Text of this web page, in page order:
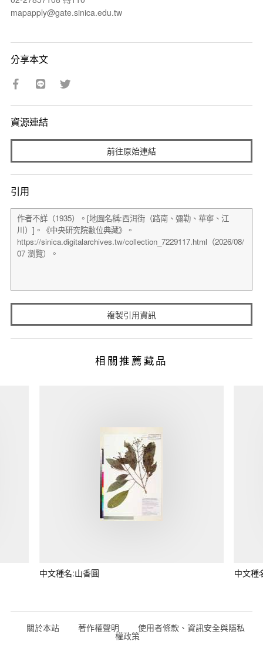
mapapply@gate.sinica.edu.tw
分享本文
資源連結
前往原始連結
引用
複製引用資訊
相關推薦藏品
中文種名:山香圓 中文種
關於本站 著作權聲明 使用者條款、資訊安全與隱私
權政策